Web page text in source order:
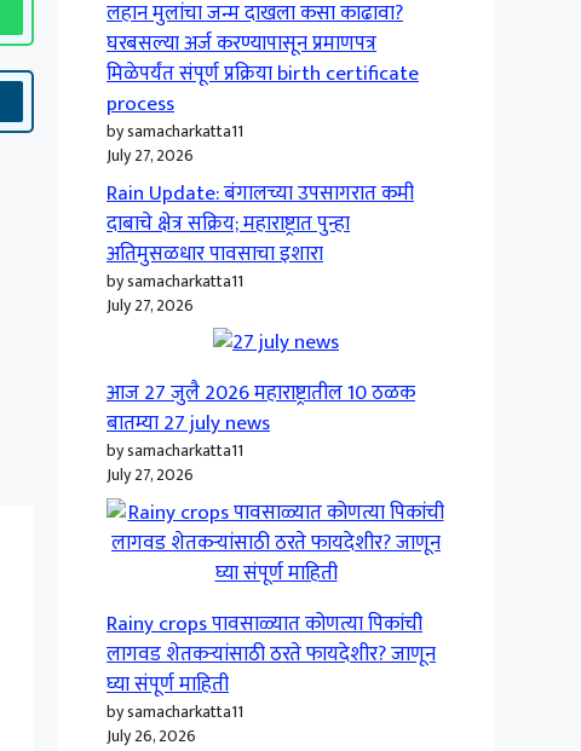
लहान मुलांचा जन्म दाखला कसा काढावा?
घरबसल्या अर्ज करण्यापासून प्रमाणपत्र
मिळेपर्यंत संपूर्ण प्रक्रिया birth certificate
process
by samacharkatta11
July 27, 2026
Rain Update: बंगालच्या उपसागरात कमी
दाबाचे क्षेत्र सक्रिय; महाराष्ट्रात पुन्हा
अतिमुसळधार पावसाचा इशारा
by samacharkatta11
July 27, 2026
आज 27 जुलै 2026 महाराष्ट्रातील 10 ठळक
बातम्या 27 july news
by samacharkatta11
July 27, 2026
Rainy crops पावसाळ्यात कोणत्या पिकांची
लागवड शेतकऱ्यांसाठी ठरते फायदेशीर? जाणून
घ्या संपूर्ण माहिती
by samacharkatta11
July 26, 2026